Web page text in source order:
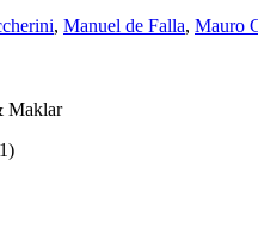
, Manuel de Falla, Mauro
Maklar